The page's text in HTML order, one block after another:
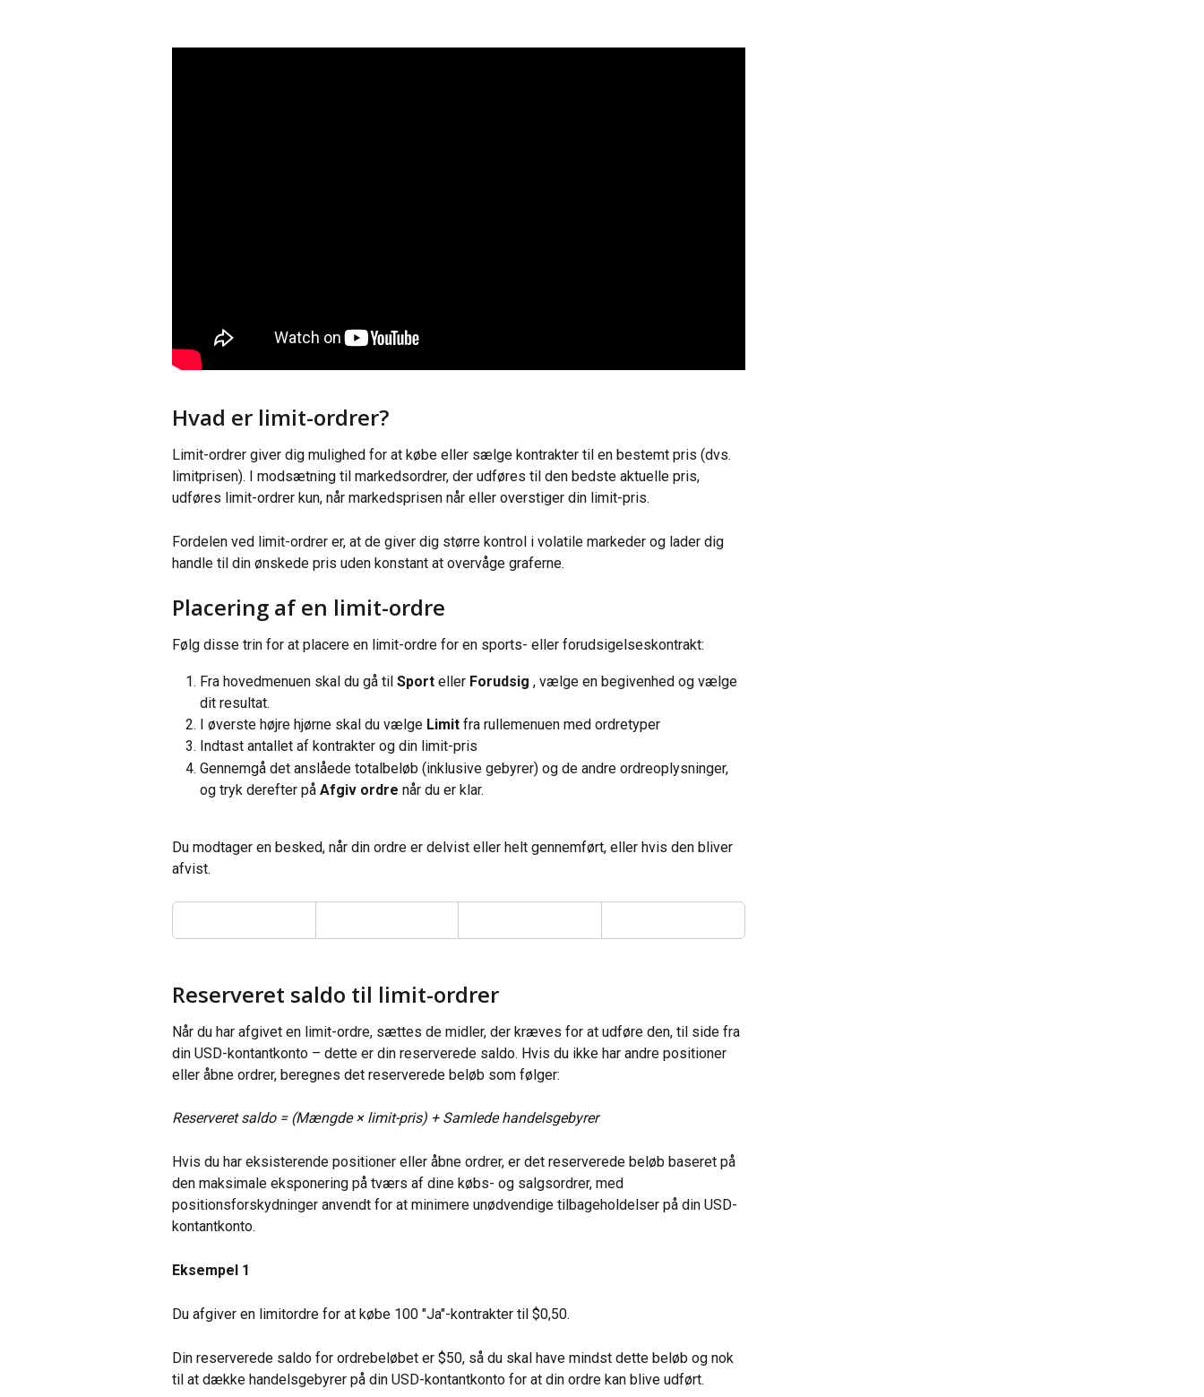
Hvad er limit-ordrer?
Limit-ordrer giver dig mulighed for at købe eller sælge kontrakter til en bestemt pris (dvs.
limitprisen). I modsætning til markedsordrer, der udføres til den bedste aktuelle pris,
udføres limit-ordrer kun, når markedsprisen når eller overstiger din limit-pris.
Fordelen ved limit-ordrer er, at de giver dig større kontrol i volatile markeder og lader dig
handle til din ønskede pris uden konstant at overvåge graferne.
Placering af en limit-ordre
Følg disse trin for at placere en limit-ordre for en sports- eller forudsigelseskontrakt:
Fra hovedmenuen skal du gå til Sport eller Forudsig , vælge en begivenhed og vælge
dit resultat.
I øverste højre hjørne skal du vælge Limit fra rullemenuen med ordretyper
Indtast antallet af kontrakter og din limit-pris
Gennemgå det anslåede totalbeløb (inklusive gebyrer) og de andre ordreoplysninger,
og tryk derefter på Afgiv ordre når du er klar.
Du modtager en besked, når din ordre er delvist eller helt gennemført, eller hvis den bliver
afvist.
Reserveret saldo til limit-ordrer
Når du har afgivet en limit-ordre, sættes de midler, der kræves for at udføre den, til side fra
din USD-kontantkonto – dette er din reserverede saldo. Hvis du ikke har andre positioner
eller åbne ordrer, beregnes det reserverede beløb som følger:
Reserveret saldo = (Mængde × limit-pris) + Samlede handelsgebyrer
Hvis du har eksisterende positioner eller åbne ordrer, er det reserverede beløb baseret på
den maksimale eksponering på tværs af dine købs- og salgsordrer, med
positionsforskydninger anvendt for at minimere unødvendige tilbageholdelser på din USD-
kontantkonto.
Eksempel 1
Du afgiver en limitordre for at købe 100 "Ja"-kontrakter til $0,50.
Din reserverede saldo for ordrebeløbet er $50, så du skal have mindst dette beløb og nok
til at dække handelsgebyrer på din USD-kontantkonto for at din ordre kan blive udført.